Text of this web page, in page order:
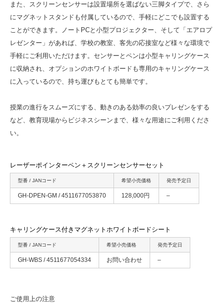
また、スクリーンセンサーは設置場所を選ばない三脚タイプで、さら
にマグネットスタンドも付属しているので、手軽にどこでも設置する
ことができます。ノートPCと小型プロジェクター、そして「エアロプ
レゼンター」があれば、学校の教室、客先の応接室など様々な環境で
手軽にご利用いただけます。センサーとペンは小型キャリングケース
に収納され、オプションのホワイトボードも専用のキャリングケース
に入っているので、持ち運びもとても簡単です。
授業の進行をスムーズにする、動きのある効率の良いプレゼンをする
など、教育現場からビジネスシーンまで、様々な用途にご利用くださ
い。
レーザーポインターペン＋スクリーンセンサーセット
型番 / JANコード 希望小売価格 発売予定日
GH-DPEN-GM / 4511677053870 128,000円 –
キャリングケース付きマグネットホワイトボードシート
型番 / JANコード 希望小売価格 発売予定日
GH-WBS / 4511677054334 お問い合わせ –
ご使用上の注意